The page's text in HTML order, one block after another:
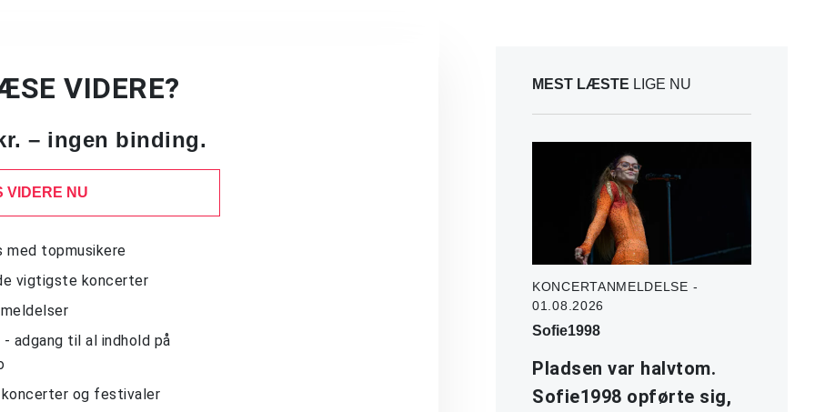
VIDERE?
– ingen binding.
NU
med topmusikere
vigtigste koncerter
adgang til al indhold på
og festivaler
MEST LÆSTE LIGE NU
KONCERTANMELDELSE -
01.08.2026
Sofie1998
Pladsen var halvtom.
Sofie1998 opførte sig,